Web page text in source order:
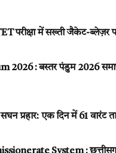
परीक्षा में सख्ती जैकेट-ब्लेज़र
2026 : बस्तर पंडुम 2026
प्रहार: एक दिन में 61 वारंट
System : छत्तीसगढ़